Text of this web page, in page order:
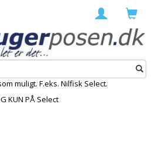
muligt. F.eks. Nilfisk Select.
KUN PÅ Select